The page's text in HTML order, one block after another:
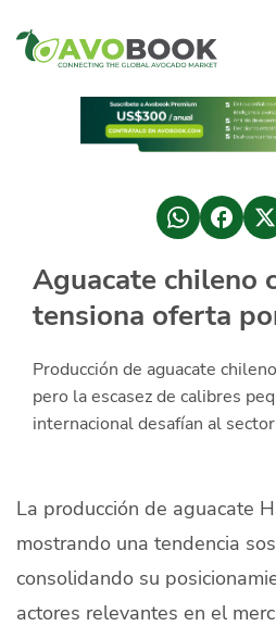
AvoReports
AvoComments
AvoMagazine
AvoEvents
Quiénes Somos
Productores
Mercados
Aguacate chileno
tensiona oferta
Producción de aguacate
pero la escasez de calibres
internacional desafían al sector.
La producción de aguacate
mostrando una tendencia
consolidando su
actores relevantes en el